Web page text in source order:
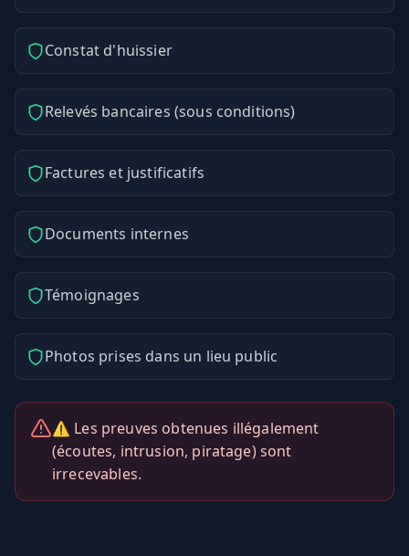
Constat d'huissier
Relevés bancaires (sous conditions)
Factures et justificatifs
Documents internes
Témoignages
Photos prises dans un lieu public
⚠️ Les preuves obtenues illégalement
(écoutes, intrusion, piratage) sont
irrecevables.